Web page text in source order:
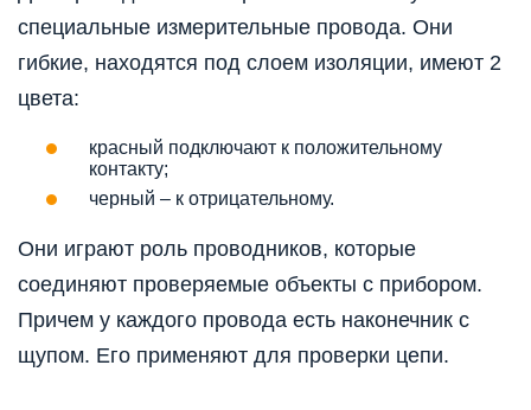
специальные измерительные провода. Они
гибкие, находятся под слоем изоляции, имеют 2
цвета:
красный подключают к положительному
контакту;
черный – к отрицательному.
Они играют роль проводников, которые
соединяют проверяемые объекты с прибором.
Причем у каждого провода есть наконечник с
щупом. Его применяют для проверки цепи.